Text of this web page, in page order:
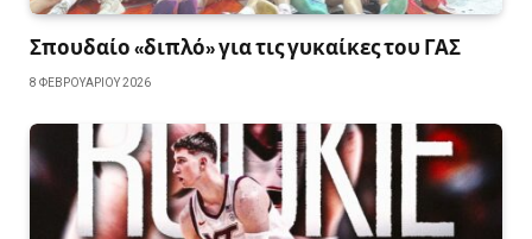
Σπουδαίο «διπλό» για τις γυκαίκες του ΓΑΣ
8 ΦΕΒΡΟΥΑΡΊΟΥ 2026